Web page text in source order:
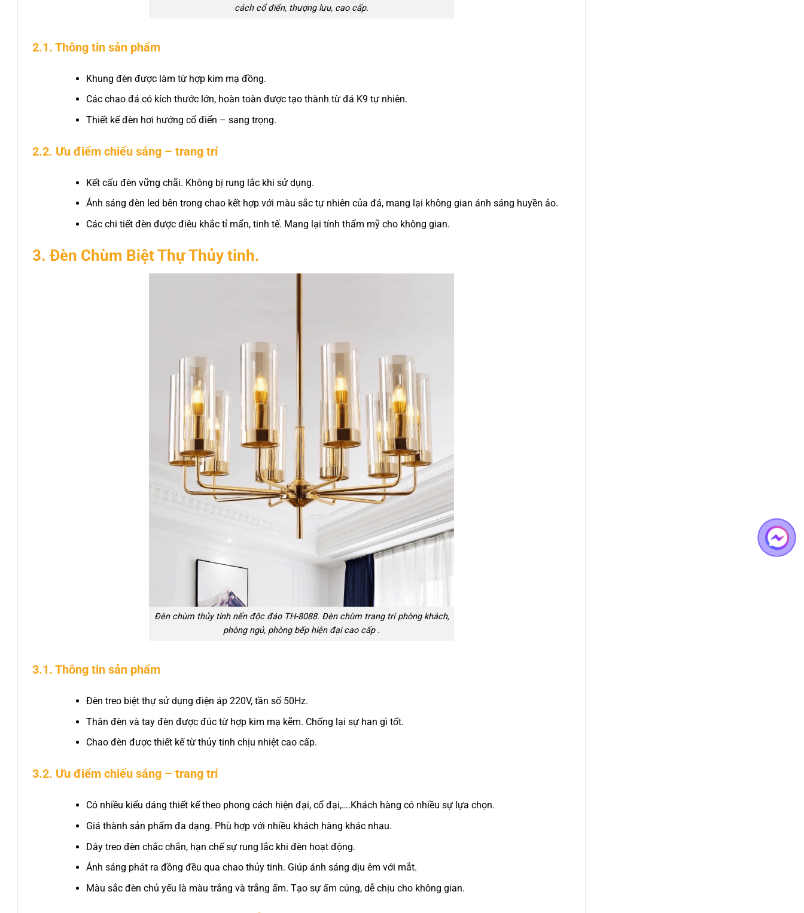
cách cổ điển, thượng lưu, cao cấp.
2.1. Thông tin sản phẩm
Khung đèn được làm từ hợp kim mạ đồng.
Các chao đá có kích thước lớn, hoàn toàn được tạo thành từ đá K9 tự nhiên.
Thiết kế đèn hơi hướng cổ điển – sang trọng.
2.2. Ưu điểm chiếu sáng – trang trí
Kết cấu đèn vững chãi. Không bị rung lắc khi sử dụng.
Ánh sáng đèn led bên trong chao kết hợp với màu sắc tự nhiên của đá, mang lại không gian ánh sáng huyền ảo.
Các chi tiết đèn được điêu khắc tỉ mẩn, tinh tế. Mang lại tính thẩm mỹ cho không gian.
3. Đèn Chùm Biệt Thự Thủy tinh.
Đèn chùm thủy tinh nến độc đáo TH-8088. Đèn chùm trang trí phòng khách,
phòng ngủ, phòng bếp hiện đại cao cấp .
3.1. Thông tin sản phẩm
Đèn treo biệt thự sử dụng điện áp 220V, tần số 50Hz.
Thân đèn và tay đèn được đúc từ hợp kim mạ kẽm. Chống lại sự han gì tốt.
Chao đèn được thiết kế từ thủy tinh chịu nhiệt cao cấp.
3.2. Ưu điểm chiếu sáng – trang trí
Có nhiều kiểu dáng thiết kế theo phong cách hiện đại, cổ đại,….Khách hàng có nhiều sự lựa chọn.
Giá thành sản phẩm đa dạng. Phù hợp với nhiều khách hàng khác nhau.
Dây treo đèn chắc chắn, hạn chế sự rung lắc khi đèn hoạt động.
Ánh sáng phát ra đồng đều qua chao thủy tinh. Giúp ánh sáng dịu êm với mắt.
Màu sắc đèn chủ yếu là màu trắng và trắng ấm. Tạo sự ấm cúng, dễ chịu cho không gian.